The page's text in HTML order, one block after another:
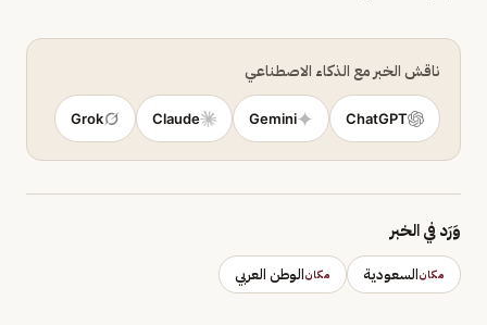
ناقش الخبر مع الذكاء الاصطناعي
ChatGPT
Gemini
Claude
Grok
وَرَد في الخبر
مكانالسعودية مكانالوطن العربي